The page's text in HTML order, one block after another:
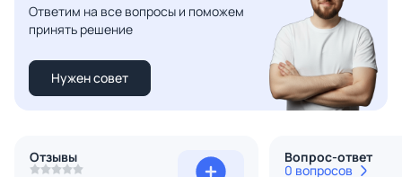
Ответим на все вопросы и поможем
принять решение
Нужен совет
Отзывы
Вопрос-ответ
0 вопросов